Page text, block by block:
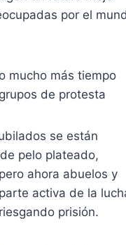
por el
se están
pelo plateado,
ahora abuelos y
activa de la
prisión.